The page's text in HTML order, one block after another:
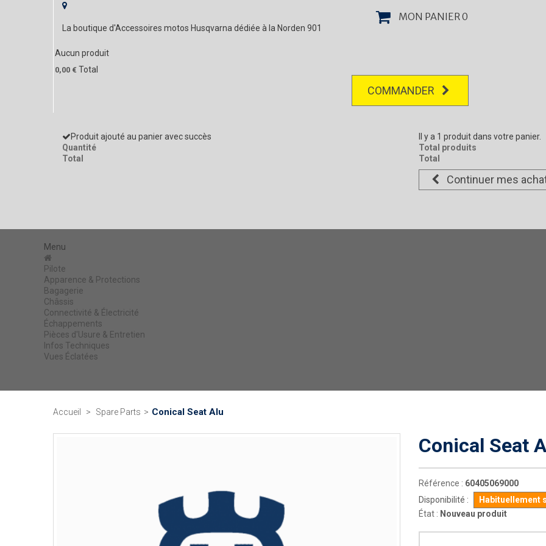
La boutique d'Accessoires motos Husqvarna dédiée à la Norden 901
MON PANIER0
Aucun produit
0,00 € Total
COMMANDER
Produit ajouté au panier avec succès
Quantité
Total
Il y a 1 produit dans votre panier.
Total produits
Total
Continuer mes
Menu
Pilote
Apparence & Protections
Bagagerie
Châssis
Connectivité & Électricité
Échappements
Pièces d'Usure & Entretien
Infos Techniques
Vues Éclatées
Accueil > Spare Parts > Conical Seat Alu
Conical Seat
Référence : 60405069000
Disponibilité :
Habituellement
État : Nouveau produit